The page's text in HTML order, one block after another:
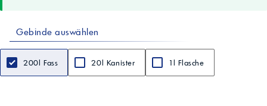
Reservealkalität
Siedepunkt (bei 50 % Verdünnung)
ca. 108 °C
Gefrierpunkt (bei 50 % Verdünnung)
ca. -38 °C
Schaumbildung bei 88 °C
Gebinde auswählen
200l Fass 20l Kanister 1l Flasche